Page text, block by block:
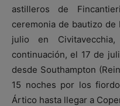
astilleros de
ceremonia de bautizo de
julio en
continuación, el 17 de
desde Southampton
15 noches por los
Ártico hasta llegar a